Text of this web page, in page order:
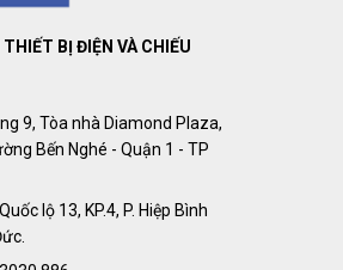
BỊ ĐIỆN VÀ CHIẾU
9, Tòa nhà Diamond Plaza,
Bến Nghé - Quận 1 - TP
lộ 13, KP.4, P. Hiệp Bình